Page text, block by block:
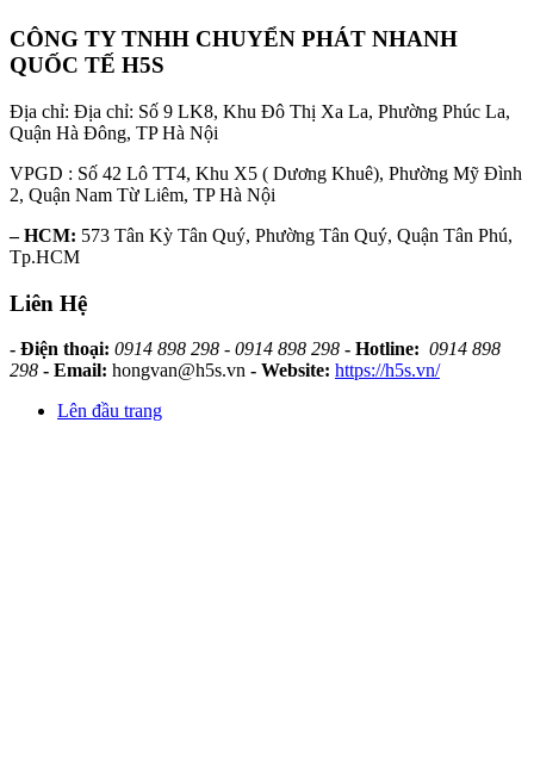
CÔNG TY TNHH CHUYỂN PHÁT NHANH
QUỐC TẾ H5S
Địa chỉ: Địa chỉ: Số 9 LK8, Khu Đô Thị Xa La, Phường Phúc La,
Quận Hà Đông, TP Hà Nội
VPGD : Số 42 Lô TT4, Khu X5 ( Dương Khuê), Phường Mỹ Đình
2, Quận Nam Từ Liêm, TP Hà Nội
– HCM: 573 Tân Kỳ Tân Quý, Phường Tân Quý, Quận Tân Phú,
Tp.HCM
Liên Hệ
- Điện thoại: 0914 898 298 - 0914 898 298 - Hotline: 0914 898
298 - Email: hongvan@h5s.vn - Website: https://h5s.vn/
Lên đầu trang